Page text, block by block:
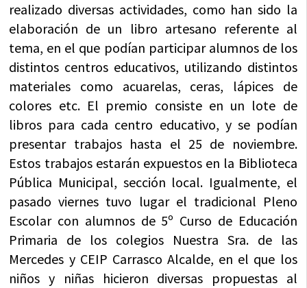
realizado diversas actividades, como han sido la
elaboración de un libro artesano referente al
tema, en el que podían participar alumnos de los
distintos centros educativos, utilizando distintos
materiales como acuarelas, ceras, lápices de
colores etc. El premio consiste en un lote de
libros para cada centro educativo, y se podían
presentar trabajos hasta el 25 de noviembre.
Estos trabajos estarán expuestos en la Biblioteca
Pública Municipal, sección local. Igualmente, el
pasado viernes tuvo lugar el tradicional Pleno
Escolar con alumnos de 5º Curso de Educación
Primaria de los colegios Nuestra Sra. de las
Mercedes y CEIP Carrasco Alcalde, en el que los
niños y niñas hicieron diversas propuestas al